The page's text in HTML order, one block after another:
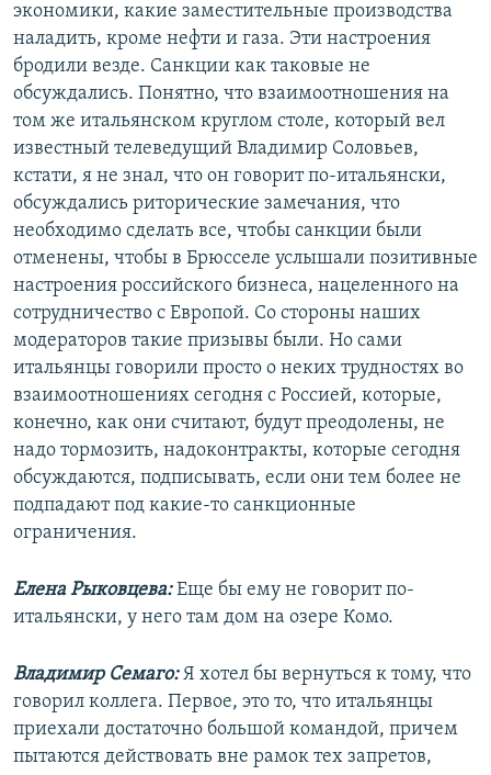
экономики, какие заместительные производства
наладить, кроме нефти и газа. Эти настроения
бродили везде. Санкции как таковые не
обсуждались. Понятно, что взаимоотношения на
том же итальянском круглом столе, который вел
известный телеведущий Владимир Соловьев,
кстати, я не знал, что он говорит по-итальянски,
обсуждались риторические замечания, что
необходимо сделать все, чтобы санкции были
отменены, чтобы в Брюсселе услышали позитивные
настроения российского бизнеса, нацеленного на
сотрудничество с Европой. Со стороны наших
модераторов такие призывы были. Но сами
итальянцы говорили просто о неких трудностях во
взаимоотношениях сегодня с Россией, которые,
конечно, как они считают, будут преодолены, не
надо тормозить, надоконтракты, которые сегодня
обсуждаются, подписывать, если они тем более не
подпадают под какие-то санкционные
ограничения.
Елена Рыковцева:Еще бы ему не говорит по-
итальянски, у него там дом на озере Комо.
Владимир Семаго:Я хотел бы вернуться к тому, что
говорил коллега. Первое, это то, что итальянцы
приехали достаточно большой командой, причем
пытаются действовать вне рамок тех запретов,